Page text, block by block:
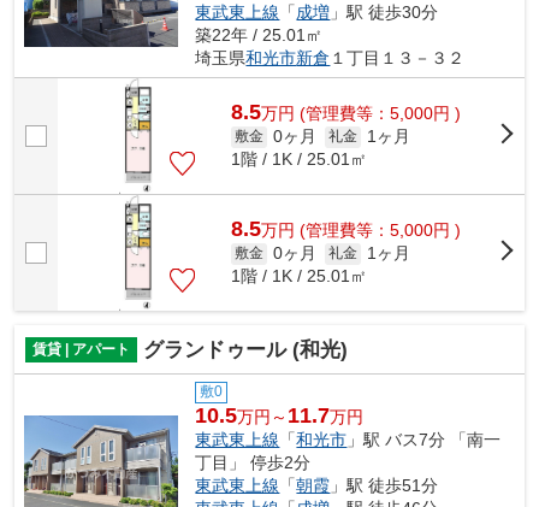
東武東上線 「成増 」駅 徒歩30分
築22年 / 25.01㎡
埼玉県和光市新倉 １丁目１３－３２
8.5万円 (管理費等：5,000円 )
敷金 0ヶ月 礼金
1ヶ月
1階 / 1K / 25.01㎡
8.5万円 (管理費等：5,000円 )
敷金 0ヶ月 礼金
1ヶ月
1階 / 1K / 25.01㎡
賃貸 | アパート グランドゥール (和光)
敷0
10.5万円～ 11.7万円
東武東上線 「和光市 」駅 バス7分 「南一
丁目」 停歩2分
東武東上線 「朝霞 」駅 徒歩51分